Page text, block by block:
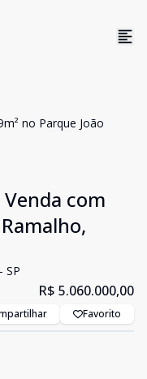
no Parque João
com
SP
R$ 5.060.000,00
Favorito